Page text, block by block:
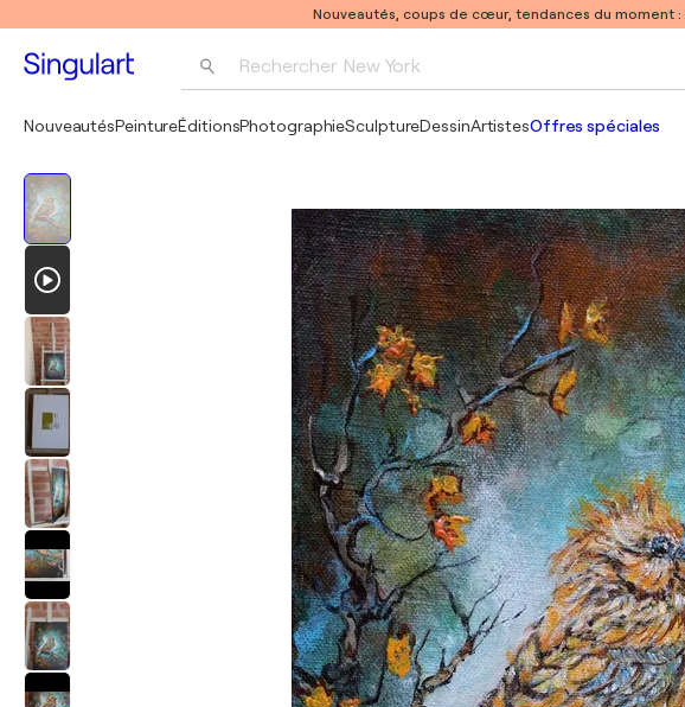
Nouveautés, coups de cœur, tendances du moment :
Rechercher New York
Pablo Picasso
NouveautésPeintureÉditionsPhotographieSculptureDessinArtistesOffres spéciales